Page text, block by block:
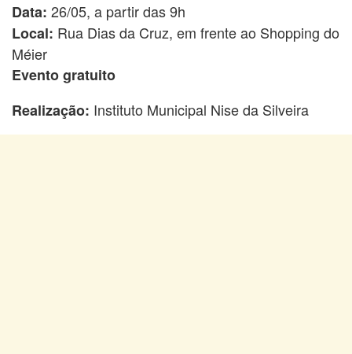
Data: 26/05, a partir das 9h
Local: Rua Dias da Cruz, em frente ao Shopping do
Méier
Evento gratuito
Realização: Instituto Municipal Nise da Silveira